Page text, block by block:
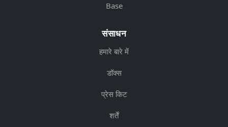
Base
संसाधन
हमारे बारे में
डॉक्स
प्रेस किट
शर्तें